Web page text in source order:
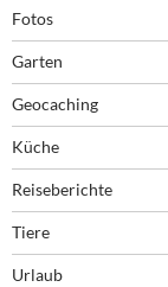
Fotos
Garten
Geocaching
Küche
Reiseberichte
Tiere
Urlaub